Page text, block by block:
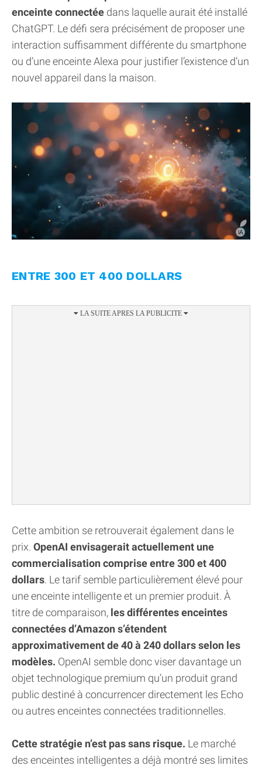
enceinte connectée dans laquelle aurait été installé
ChatGPT. Le défi sera précisément de proposer une
interaction suffisamment différente du smartphone
ou d’une enceinte Alexa pour justifier l’existence d’un
nouvel appareil dans la maison.
ENTRE 300 ET 400 DOLLARS
Cette ambition se retrouverait également dans le
prix. OpenAI envisagerait actuellement une
commercialisation comprise entre 300 et 400
dollars. Le tarif semble particulièrement élevé pour
une enceinte intelligente et un premier produit. À
titre de comparaison, les différentes enceintes
connectées d’Amazon s’étendent
approximativement de 40 à 240 dollars selon les
modèles. OpenAI semble donc viser davantage un
objet technologique premium qu’un produit grand
public destiné à concurrencer directement les Echo
ou autres enceintes connectées traditionnelles.
Cette stratégie n’est pas sans risque. Le marché
des enceintes intelligentes a déjà montré ses limites